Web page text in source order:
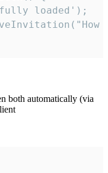
loaded');
both automatically (via